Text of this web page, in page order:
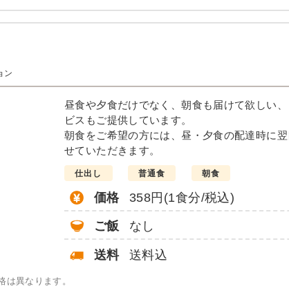
旬彩焼(野菜寄せ)
鶏肉と枝豆の梅和え
黄桃
栄養素
-
-
ン
昼食や夕食だけでなく、朝食も届けて欲しい
ビスもご提供しています。
朝食をご希望の方には、昼・夕食の配達時に
せていただきます。
仕出し 普通食 朝食
価格 358円(1食分/税込)
ご飯 なし
送料 送料込
異なります。